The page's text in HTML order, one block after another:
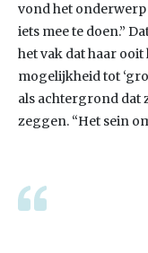
vond het
iets mee te doen.”
het vak dat haar
mogelijkheid tot
als achtergrond dat
zeggen. “Het sein